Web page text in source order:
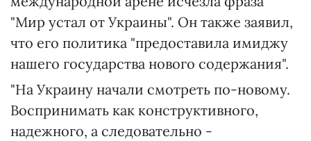
"Мир устал от Украины". Он также заявил,
что его политика "предоставила имиджу
нашего государства нового содержания".
"На Украину начали смотреть по-новому.
Воспринимать как конструктивного,
надежного, а следовательно -